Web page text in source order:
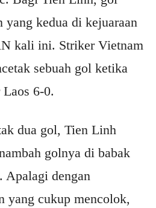
yang kedua di kejuaraan
kali ini. Striker Vietnam
sebuah gol ketika
6-0.
dua gol, Tien Linh
golnya di babak
Apalagi dengan
yang cukup mencolok,